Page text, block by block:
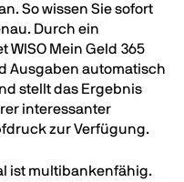
So wissen Sie sofort
Durch ein
WISO Mein Geld 365
Ausgaben automatisch
stellt das Ergebnis
interessanter
zur Verfügung.
ist multibankenfähig.